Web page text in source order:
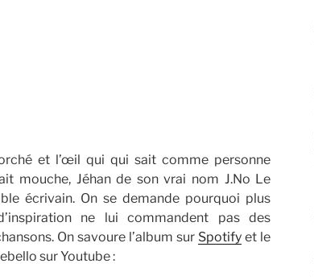
et l’œil qui qui sait comme personne
mouche, Jéhan de son vrai nom J.No Le
écrivain. On se demande pourquoi plus
ne lui commandent pas des
On savoure l’album sur Spotify et le
sur Youtube :